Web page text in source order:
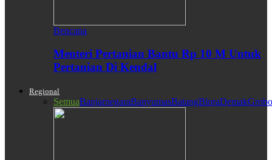
Bencana
Menteri Pertanian Bantu Rp 10 M Untuk
Pertanian Di Kendal
Regional
SemuaBanjarnegaraBanyumasBatangBloraDemak